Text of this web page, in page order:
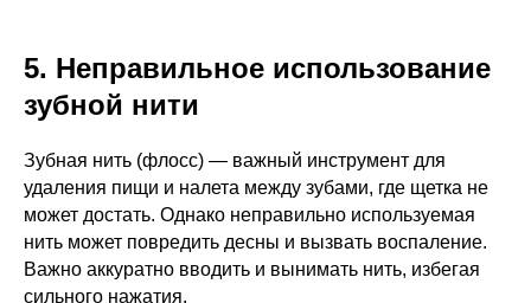
5. Неправильное использование
зубной нити
Зубная нить (флосс) — важный инструмент для
удаления пищи и налета между зубами, где щетка не
может достать. Однако неправильно используемая
нить может повредить десны и вызвать воспаление.
Важно аккуратно вводить и вынимать нить, избегая
сильного нажатия.